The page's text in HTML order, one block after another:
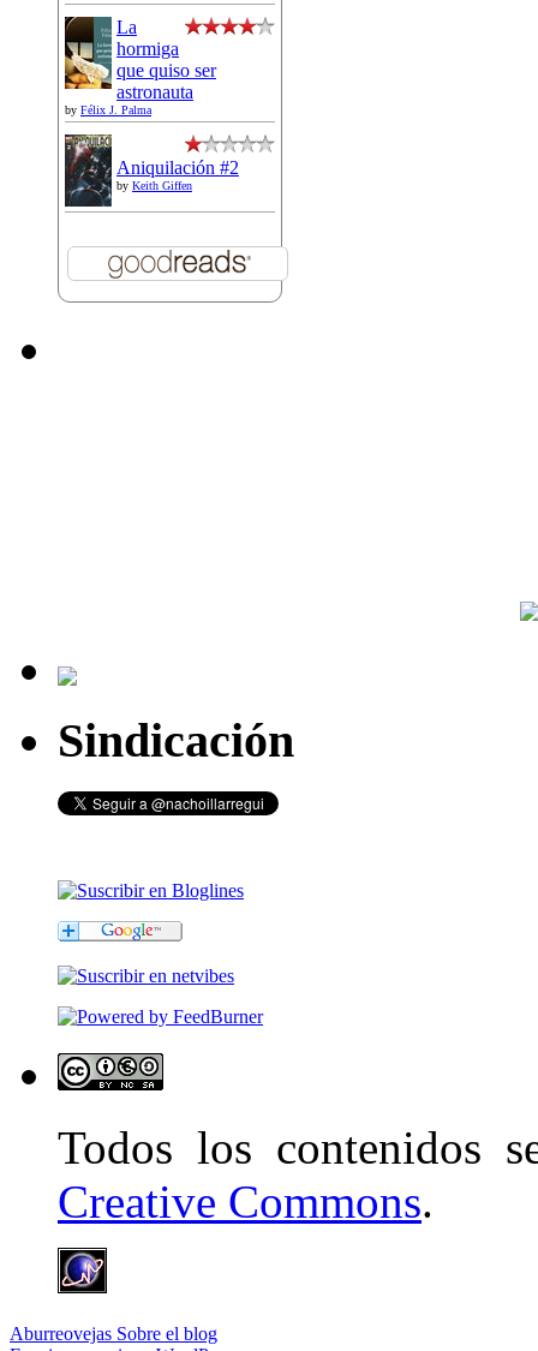
La
hormiga
que quiso ser
astronauta
by Félix J. Palma
Aniquilación #2
by Keith Giffen
Sindicación
Todos los contenidos
Creative Commons.
Aburreovejas Sobre el blog